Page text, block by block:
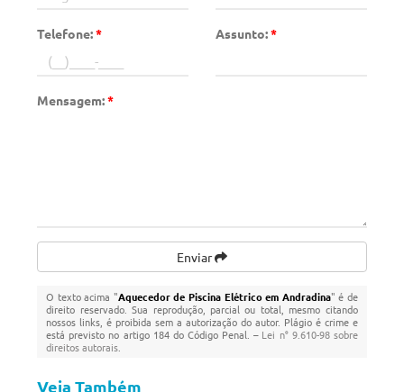
Telefone:* Assunto:*
Mensagem:*
Enviar
O texto acima "Aquecedor de Piscina Elétrico em Andradina" é de
direito reservado. Sua reprodução, parcial ou total, mesmo citando
nossos links, é proibida sem a autorização do autor. Plágio é crime e
está previsto no artigo 184 do Código Penal. – Lei n° 9.610-98 sobre
direitos autorais
Veja Também